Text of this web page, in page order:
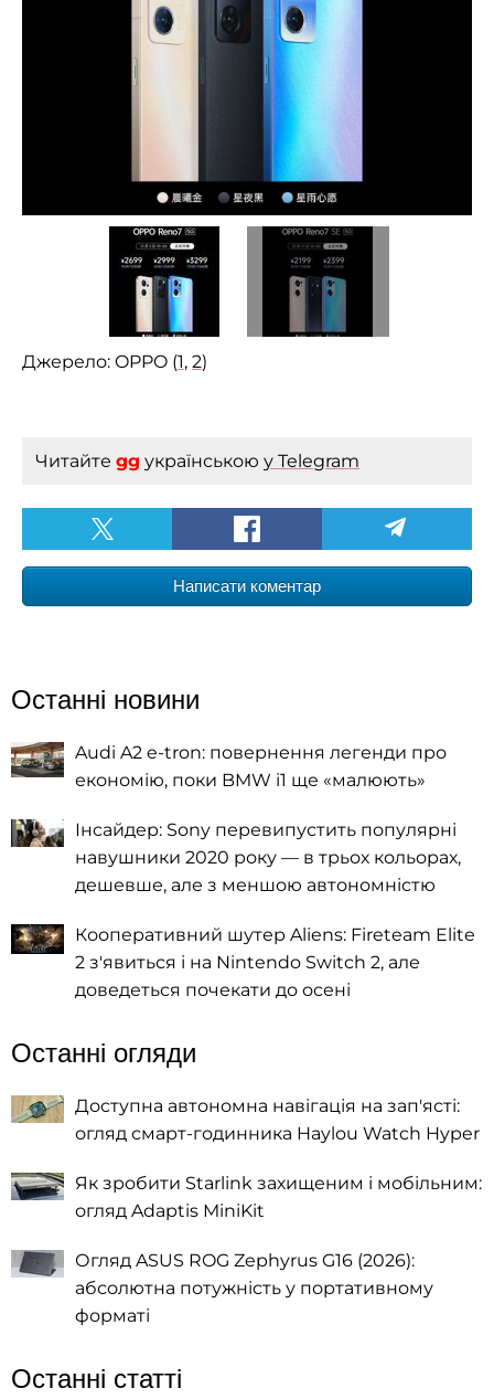
Джерело: OPPO (1, 2)
Читайте gg українською у Telegram
Написати коментар
Останні новини
Audi A2 e-tron: повернення легенди про
економію, поки BMW i1 ще «малюють»
Інсайдер: Sony перевипустить популярні
навушники 2020 року — в трьох кольорах,
дешевше, але з меншою автономністю
Кооперативний шутер Aliens: Fireteam Elite
2 з'явиться і на Nintendo Switch 2, але
доведеться почекати до осені
Останні огляди
Доступна автономна навігація на зап'ясті:
огляд смарт-годинника Haylou Watch Hyper
Як зробити Starlink захищеним і мобільним:
огляд Adaptis MiniKit
Огляд ASUS ROG Zephyrus G16 (2026):
абсолютна потужність у портативному
форматі
Останні статті